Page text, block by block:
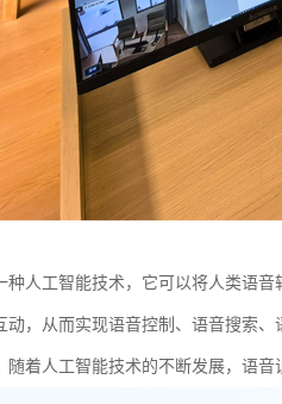
种人工智能技术，它可以将人类语
动，从而实现语音控制、语音搜索
随着人工智能技术的不断发展，语